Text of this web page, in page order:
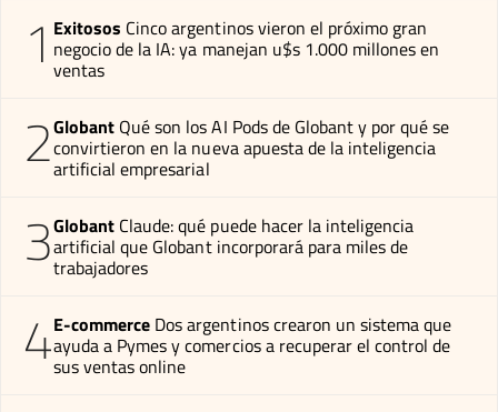
1 Exitosos Cinco argentinos vieron el próximo gran
negocio de la IA: ya manejan u$s 1.000 millones en
ventas
2Globant Qué son los AI Pods de Globant y por qué se
convirtieron en la nueva apuesta de la inteligencia
artificial empresarial
3Globant Claude: qué puede hacer la inteligencia
artificial que Globant incorporará para miles de
trabajadores
4E-commerce Dos argentinos crearon un sistema que
ayuda a Pymes y comercios a recuperar el control de
sus ventas online